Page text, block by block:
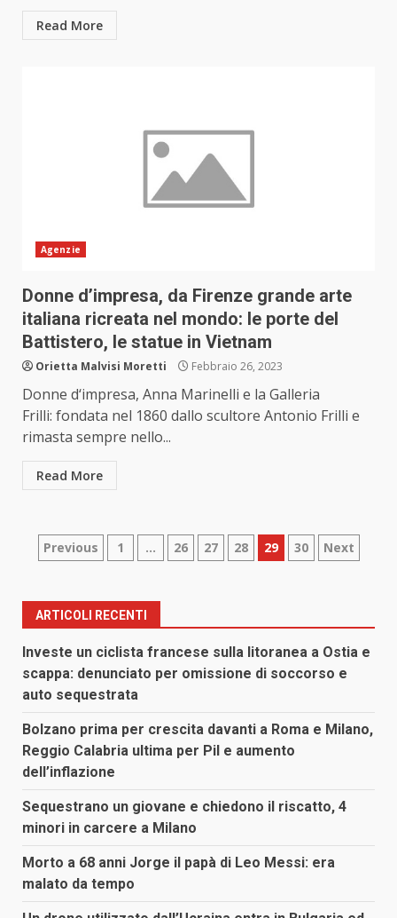
Read More
Agenzie
Donne d’impresa, da Firenze grande arte
italiana ricreata nel mondo: le porte del
Battistero, le statue in Vietnam
Orietta Malvisi Moretti Febbraio 26, 2023
Donne d‘impresa, Anna Marinelli e la Galleria
Frilli: fondata nel 1860 dallo scultore Antonio Frilli e
rimasta sempre nello...
Read More
Paginazione
articoli
Previous 1 … 26 27 28 29 30 Next
ARTICOLI RECENTI
Investe un ciclista francese sulla litoranea a Ostia e
scappa: denunciato per omissione di soccorso e
auto sequestrata
Bolzano prima per crescita davanti a Roma e Milano,
Reggio Calabria ultima per Pil e aumento
dell’inflazione
Sequestrano un giovane e chiedono il riscatto, 4
minori in carcere a Milano
Morto a 68 anni Jorge il papà di Leo Messi: era
malato da tempo